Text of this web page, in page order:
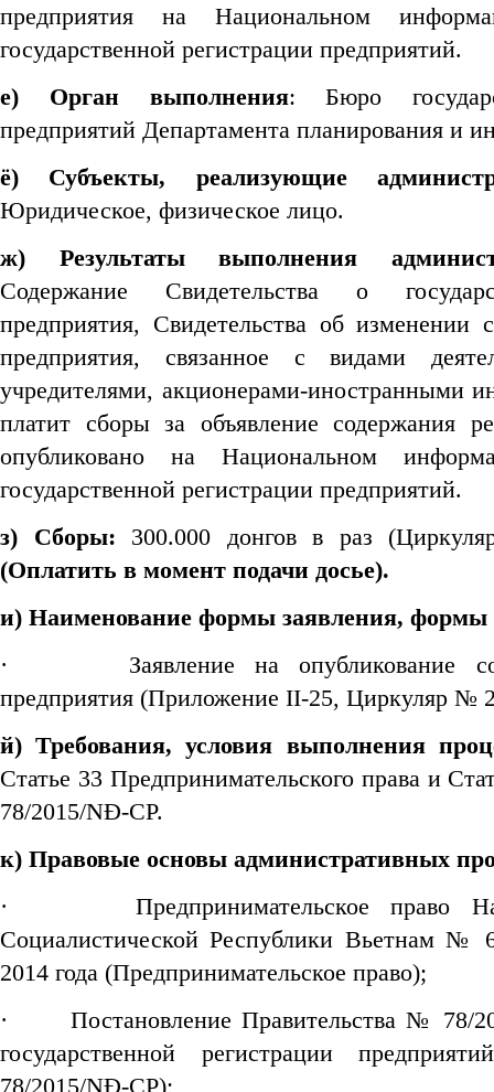
предприятия на Национальном
государственной регистрации предприятий.
e) Орган выполнения: Бюро
предприятий Департамента планирования и
ё) Субъекты, реализующие
Юридическое, физическое лицо.
ж) Результаты выполнения
Содержание Свидетельства о
предприятия, Свидетельства об изменении
предприятия, связанное с видами
учредителями, акционерами-иностранными
платит сборы за объявление содержания
опубликовано на Национальном
государственной регистрации предприятий.
з) Сборы: 300.000 донгов в раз
(Оплатить в момент подачи досье).
и) Наименование формы заявления, формы
· Заявление на опубликование
предприятия (Приложение II-25, Циркуляр №
й)Требования, условия выполнения
Статье 33 Предпринимательского права и
78/2015/NĐ-CP.
к) Правовые основы административных
· Предпринимательское право
Социалистической Республики Вьетнам №
2014 года (Предпринимательское право);
· Постановление Правительства № 78/
государственной регистрации
78/2015/NĐ-CP);